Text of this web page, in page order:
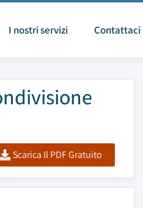
I nostri servizi Contattaci
Scarica Il PDF Gratuito